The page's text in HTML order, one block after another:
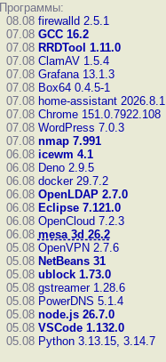
Программы:
08.08 firewalld 2.5.1
07.08 GCC 16.2
07.08 RRDTool 1.11.0
07.08 ClamAV 1.5.4
07.08 Grafana 13.1.3
07.08 Box64 0.4.5-1
07.08 home-assistant 2026.8.1
07.08 Chrome 151.0.7922.108
07.08 WordPress 7.0.3
07.08 nmap 7.991
06.08 icewm 4.1
06.08 Deno 2.9.5
06.08 docker 29.7.2
06.08 OpenLDAP 2.7.0
06.08 Eclipse 7.121.0
06.08 OpenCloud 7.2.3
06.08 mesa 3d 26.2
05.08 OpenVPN 2.7.6
05.08 NetBeans 31
05.08 ublock 1.73.0
05.08 gstreamer 1.28.6
05.08 PowerDNS 5.1.4
05.08 node.js 26.7.0
05.08 VSCode 1.132.0
05.08 Python 3.13.15, 3.14.7